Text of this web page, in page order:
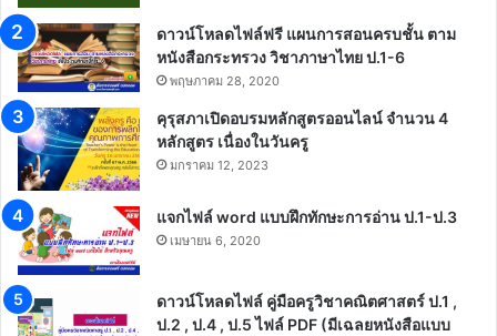
ดาวน์โหลดไฟล์ฟรี แผนการสอนครบชั้น ตาม
หนังสือกระทรวง วิชาภาษาไทย ป.1-6
พฤษภาคม 28, 2020
คุรุสภาเปิดอบรมหลักสูตรออนไลน์ จำนวน 4
หลักสูตร เนื่องในวันครู
มกราคม 12, 2023
แจกไฟล์ word แบบฝึกทักษะการอ่าน ป.1-ป.3
เมษายน 6, 2020
ดาวน์โหลดไฟล์ คู่มือครูวิชาคณิตศาสตร์ ป.1 ,
ป.2 , ป.4 , ป.5 ไฟล์ PDF (มีเฉลยหนังสือแบบ